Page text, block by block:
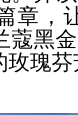
章，
蔻黑
玫瑰